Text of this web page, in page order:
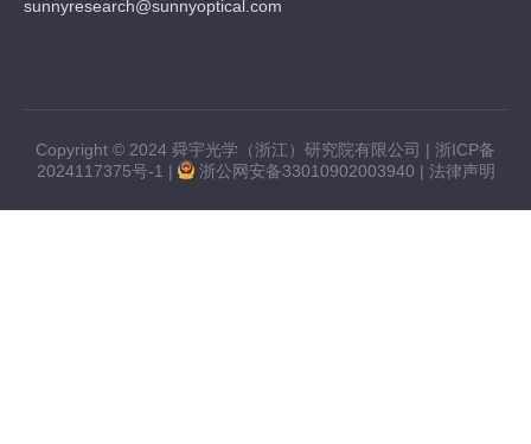
sunnyresearch@sunnyoptical.com
Copyright © 2024 舜宇光学（浙江）研究院有限公司 | 浙ICP备
2024117375号-1 | 浙公网安备33010902003940 | 法律声明